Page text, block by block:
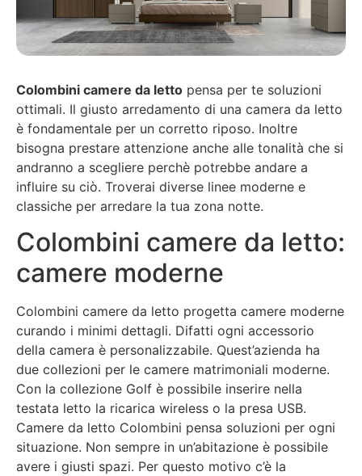
Colombini camere da letto pensa per te soluzioni
ottimali. Il giusto arredamento di una camera da letto
è fondamentale per un corretto riposo. Inoltre
bisogna prestare attenzione anche alle tonalità che si
andranno a scegliere perchè potrebbe andare a
influire su ciò. Troverai diverse linee moderne e
classiche per arredare la tua zona notte.
Colombini camere da letto:
camere moderne
Colombini camere da letto progetta camere moderne
curando i minimi dettagli. Difatti ogni accessorio
della camera è personalizzabile. Quest’azienda ha
due collezioni per le camere matrimoniali moderne.
Con la collezione Golf è possibile inserire nella
testata letto la ricarica wireless o la presa USB.
Camere da letto Colombini pensa soluzioni per ogni
situazione. Non sempre in un’abitazione è possibile
avere i giusti spazi. Per questo motivo c’è la